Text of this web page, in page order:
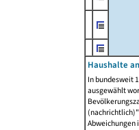
Haushalte
In bundesweit
ausgewählt
Abweichungen